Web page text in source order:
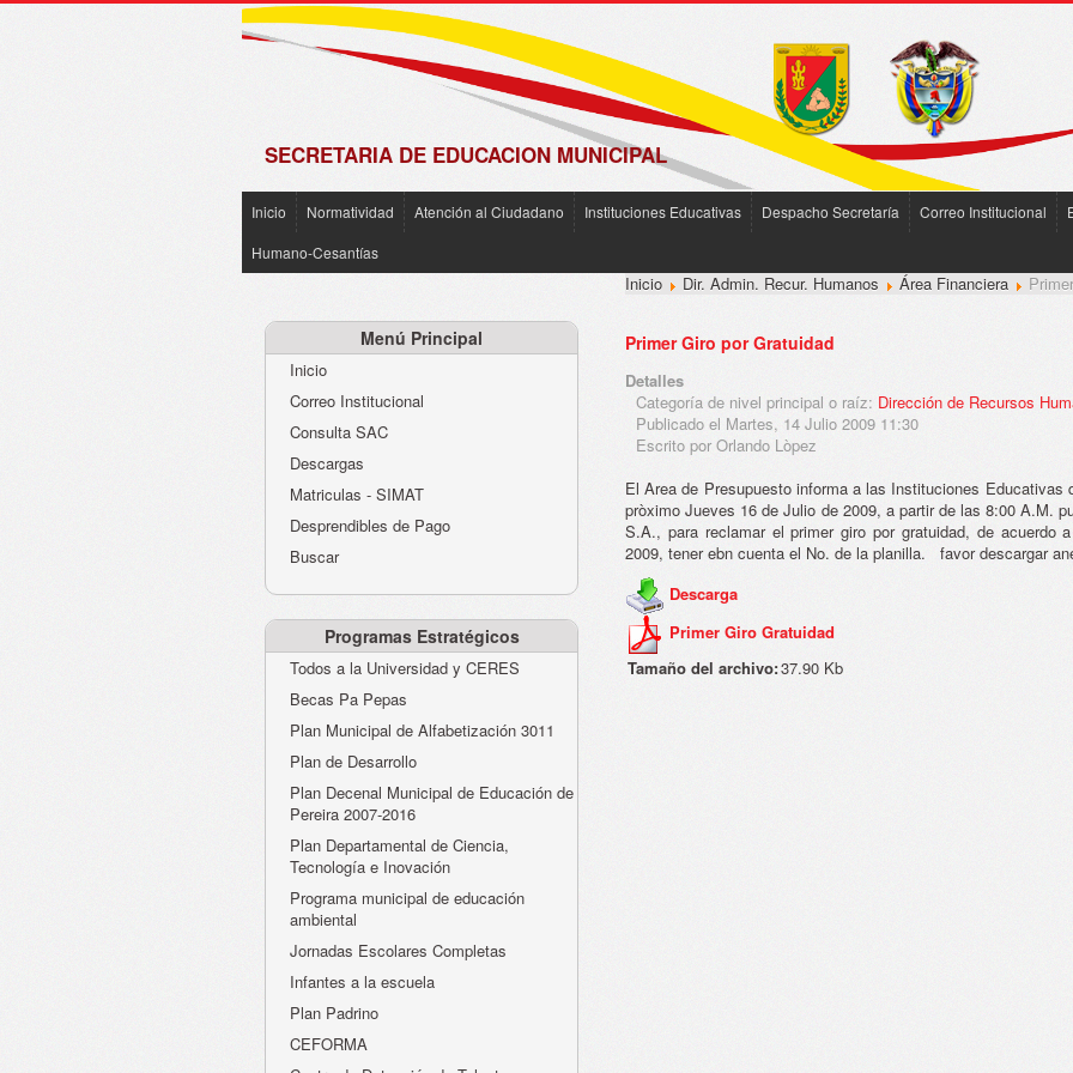
SECRETARIA DE EDUCACION MUNICIPAL
Inicio Normatividad Atención al Ciudadano Instituciones Educativas Despacho Secretaría Correo Institucional
Humano-Cesantías
Menú Principal
Inicio
Correo Institucional
Consulta SAC
Descargas
Matriculas - SIMAT
Desprendibles de Pago
Buscar
Programas Estratégicos
Todos a la Universidad y CERES
Becas Pa Pepas
Plan Municipal de Alfabetización 3011
Plan de Desarrollo
Plan Decenal Municipal de Educación de
Pereira 2007-2016
Plan Departamental de Ciencia,
Tecnología e Inovación
Programa municipal de educación
ambiental
Jornadas Escolares Completas
Infantes a la escuela
Plan Padrino
CEFORMA
de
Inicio Dir. Admin. Recur. Humanos Área Financiera
Primer Giro por Gratuidad
Detalles
Categoría de nivel principal o raíz: Dirección de Recursos
Publicado el Martes, 14 Julio 2009 11:30
Escrito por Orlando Lòpez
El Area de Presupuesto informa a las Instituciones Educativas
pròximo Jueves 16 de Julio de 2009, a partir de las 8:00 A.M.
S.A., para reclamar el primer giro por gratuidad, de
2009, tener ebn cuenta el No. de la planilla. favor descargar
Descarga
Primer Giro Gratuidad
Tamaño del archivo:37.90 Kb